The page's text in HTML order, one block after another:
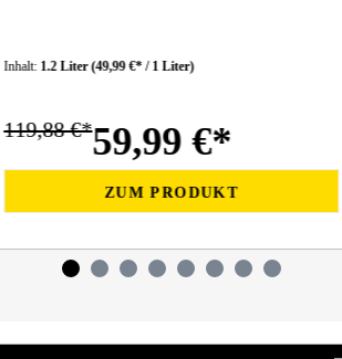
Inhalt: 1.2 Liter(49,99 €* / 1 Liter)
59,99 €*
119,88 €*
ZUM PRODUKT